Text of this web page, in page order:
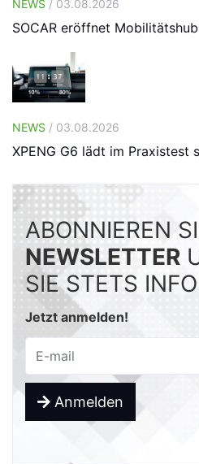
NEWS / 03.08.2026
SOCAR eröffnet
NEWS / 03.08.2026
XPENG G6 lädt im Praxistest
ABONNIEREN
NEWSLETTER
SIE STETS
Jetzt anmelden!
Anmelden